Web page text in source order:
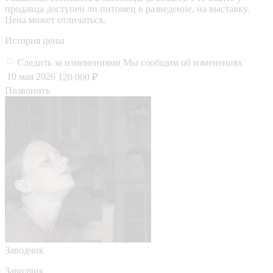
продавца доступен ли питомец в разведение, на выставку.
Цена может отличаться.
История цены
Следить за изменениями Мы сообщим об изменениях
10 мая 2026 120 000 ₽
Позвонить
Заводчик
Заводчик